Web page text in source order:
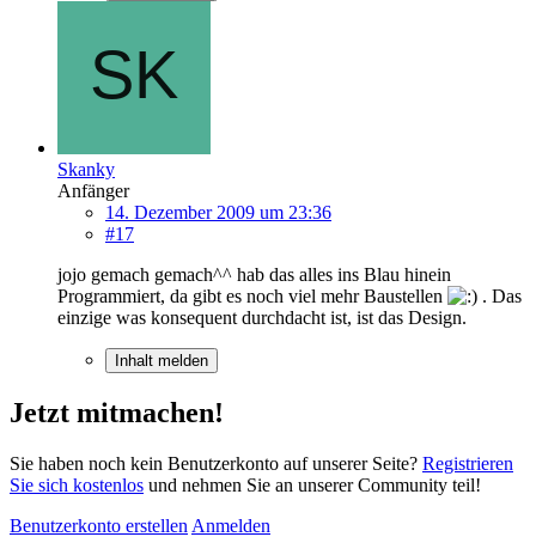
Skanky
Anfänger
14. Dezember 2009 um 23:36
#17
jojo gemach gemach^^ hab das alles ins Blau hinein
Programmiert, da gibt es noch viel mehr Baustellen
. Das
einzige was konsequent durchdacht ist, ist das Design.
Inhalt melden
Jetzt mitmachen!
Sie haben noch kein Benutzerkonto auf unserer Seite? Registrieren
Sie sich kostenlos und nehmen Sie an unserer Community teil!
Benutzerkonto erstellen Anmelden